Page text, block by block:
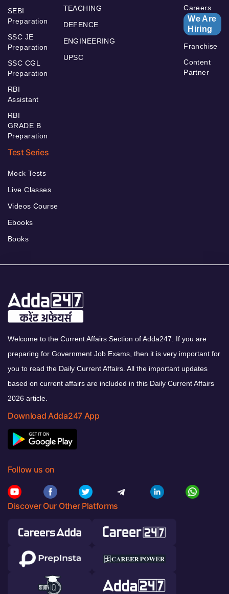
SEBI
Preparation
SSC JE
Preparation
SSC CGL
Preparation
RBI
Assistant
RBI
GRADE B
Preparation
TEACHING
DEFENCE
ENGINEERING
UPSC
Careers
We Are
Hiring
Franchise
Content
Partner
Test Series
Mock Tests
Live Classes
Videos Course
Ebooks
Books
Welcome to the Current Affairs Section of Adda247. If you are
preparing for Government Job Exams, then it is very important for
you to read the Daily Current Affairs. All the important updates
based on current affairs are included in this Daily Current Affairs
2026 article.
Download Adda247 App
Follow us on
Discover Our Other Platforms